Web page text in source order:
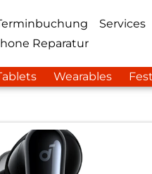
Services
Reparatur
Wearables